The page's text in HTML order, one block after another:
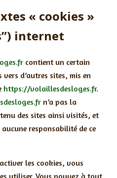
« cookies »
internet
contient un certain
d’autres sites, mis en
https://volaillesdesloges.fr.
n’a pas la
des sites ainsi visités, et
aucune responsabilité de ce
les cookies, vous
utiliser. Vous pouvez à tout